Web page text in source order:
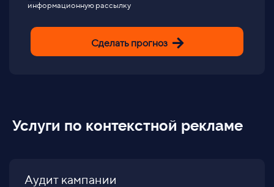
информационную рассылку
Сделать прогноз
Услуги по контекстной рекламе
Аудит кампании